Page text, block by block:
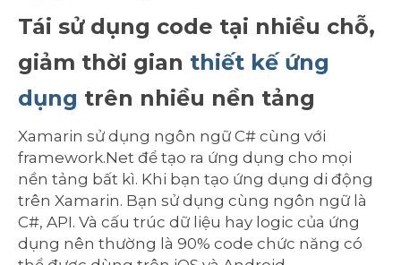
Tái sử dụng code tại nhiều chỗ,
giảm thời gian thiết kế ứng
dụng trên nhiều nền tảng
Xamarin sử dụng ngôn ngữ C# cùng với
framework.Net để tạo ra ứng dụng cho mọi
nền tảng bất kì. Khi bạn tạo ứng dụng di động
trên Xamarin. Bạn sử dụng cùng ngôn ngữ là
C#, API. Và cấu trúc dữ liệu hay logic của ứng
dụng nên thường là 90% code chức năng có